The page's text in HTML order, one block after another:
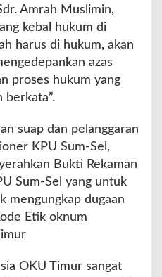
Amrah Muslimin,
kebal hukum di
harus di hukum, akan
azas
proses hukum yang
berkata”.
suap dan pelanggaran
KPU Sum-Sel,
Bukti Rekaman
Sum-Sel yang untuk
mengungkap dugaan
Etik oknum
OKU Timur sangat